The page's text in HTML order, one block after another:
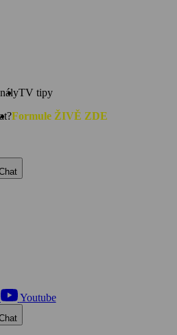
TV tipy
Formule ŽIVĚ ZDE
Youtube